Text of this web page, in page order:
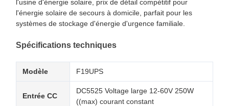
l'usine d'énergie solaire, prix de détail compétitif pour
l'énergie solaire de secours à domicile, parfait pour les
systèmes de stockage d'énergie d'urgence familiale.
Spécifications techniques
Modèle F19UPS
Entrée CC
DC5525 Voltage large 12-60V 250W
((max) courant constant